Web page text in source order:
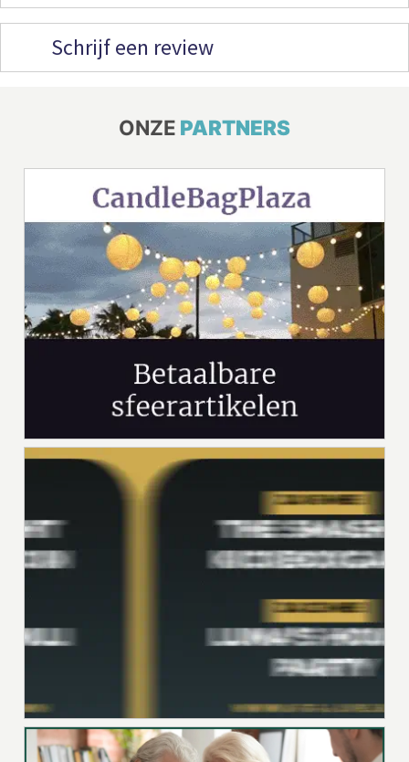
Schrijf een review
ONZE PARTNERS